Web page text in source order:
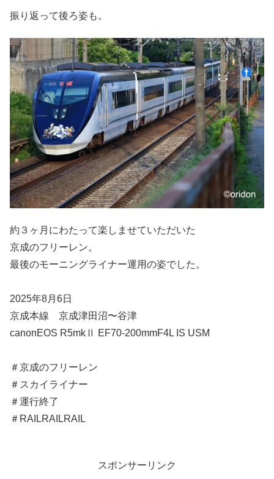
振り返って後ろ姿も。
約３ヶ月にわたって楽しませていただいた
京成のフリーレン。
最後のモーニングライナー運用の姿でした。
2025年8月6日
京成本線 京成津田沼〜谷津
canonEOS R5mkⅡ EF70-200mmF4L IS USM
＃京成のフリーレン
＃スカイライナー
＃運行終了
＃RAILRAILRAIL
スポンサーリンク